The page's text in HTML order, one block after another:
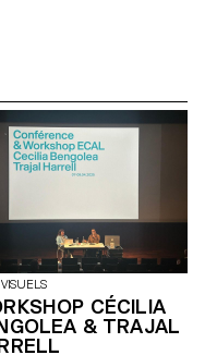
CÉCILIA
& TRAJAL